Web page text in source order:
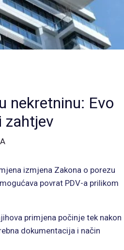
nekretninu: Evo
zahtjev
izmjena Zakona o porezu
povrat PDV-a prilikom
primjena počinje tek nakon
dokumentacija i način